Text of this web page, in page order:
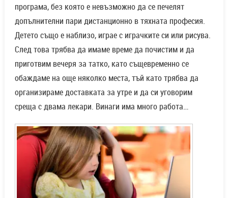
програма, без която е невъзможно да се печелят
допълнителни пари дистанционно в тяхната професия.
Детето също е наблизо, играе с играчките си или рисува.
След това трябва да имаме време да почистим и да
приготвим вечеря за татко, като същевременно се
обаждаме на още няколко места, тъй като трябва да
организираме доставката за утре и да си уговорим
среща с двама лекари. Винаги има много работа…